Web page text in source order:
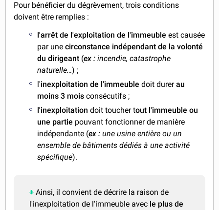
Pour bénéficier du dégrèvement, trois conditions
doivent être remplies :
l'arrêt de l'exploitation de l'immeuble est causée
par unecirconstance indépendant de la volonté
du dirigeant (ex : incendie, catastrophe
naturelle…) ;
l'inexploitation de l'immeuble doit durerau
moins 3 moisconsécutifs ;
l'inexploitationdoit toucher tout l'immeuble ou
une partie pouvant fonctionner de manière
indépendante (ex :une usine entière ou un
ensemble de bâtiments dédiés à une activité
spécifique).
Ainsi, il convient de décrire la raison de
l'inexploitation de l'immeuble avec le plus de